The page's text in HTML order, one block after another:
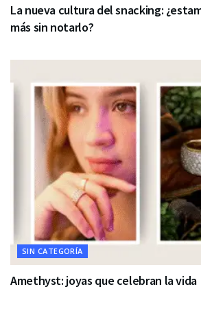
La nueva cultura del snacking:
más sin notarlo?
SIN CATEGORÍA
Amethyst: joyas que celebran la vida